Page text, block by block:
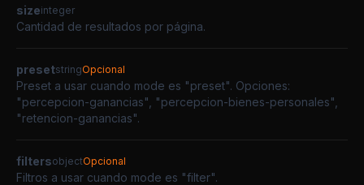
sizeinteger
Cantidad de resultados por página.
presetstringOpcional
Preset a usar cuando mode es "preset". Opciones:
"percepcion-ganancias", "percepcion-bienes-personales",
"retencion-ganancias".
filtersobjectOpcional
Filtros a usar cuando mode es "filter".